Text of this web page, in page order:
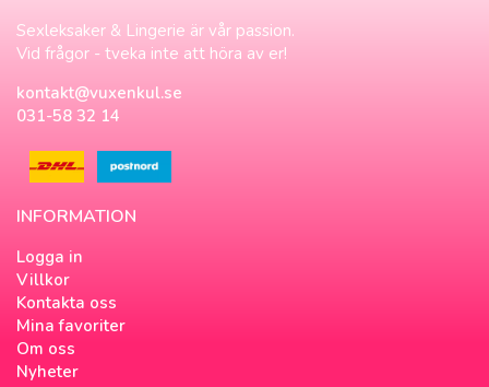
Sexleksaker & Lingerie är vår passion.
Vid frågor - tveka inte att höra av er!
kontakt@vuxenkul.se
031-58 32 14
INFORMATION
Logga in
Villkor
Kontakta oss
Mina favoriter
Om oss
Nyheter